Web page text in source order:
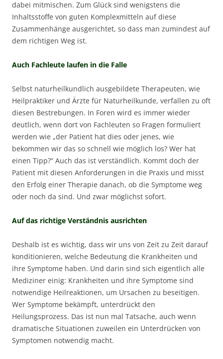
dabei mitmischen. Zum Glück sind wenigstens die
Inhaltsstoffe von guten Komplexmitteln auf diese
Zusammenhänge ausgerichtet, so dass man zumindest auf
dem richtigen Weg ist.
Auch Fachleute laufen in die Falle
Selbst naturheilkundlich ausgebildete Therapeuten, wie
Heilpraktiker und Ärzte für Naturheilkunde, verfallen zu oft
diesen Bestrebungen. In Foren wird es immer wieder
deutlich, wenn dort von Fachleuten so Fragen formuliert
werden wie „der Patient hat dies oder jenes, wie
bekommen wir das so schnell wie möglich los? Wer hat
einen Tipp?“ Auch das ist verständlich. Kommt doch der
Patient mit diesen Anforderungen in die Praxis und misst
den Erfolg einer Therapie danach, ob die Symptome weg
oder noch da sind. Und zwar möglichst sofort.
Auf das richtige Verständnis ausrichten
Deshalb ist es wichtig, dass wir uns von Zeit zu Zeit darauf
konditionieren, welche Bedeutung die Krankheiten und
ihre Symptome haben. Und darin sind sich eigentlich alle
Mediziner einig: Krankheiten und ihre Symptome sind
notwendige Heilreaktionen, um Ursachen zu beseitigen.
Wer Symptome bekämpft, unterdrückt den
Heilungsprozess. Das ist nun mal Tatsache, auch wenn
dramatische Situationen zuweilen ein Unterdrücken von
Symptomen notwendig macht.